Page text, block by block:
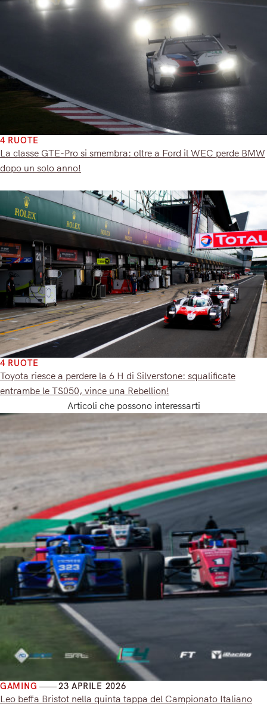
4 RUOTE
La classe GTE-Pro si smembra: oltre a Ford il WEC perde BMW
dopo un solo anno!
4 RUOTE
Toyota riesce a perdere la 6 H di Silverstone: squalificate
entrambe le TS050, vince una Rebellion!
Articoli che possono interessarti
GAMING 23 APRILE 2026
Leo beffa Bristot nella quinta tappa del Campionato Italiano